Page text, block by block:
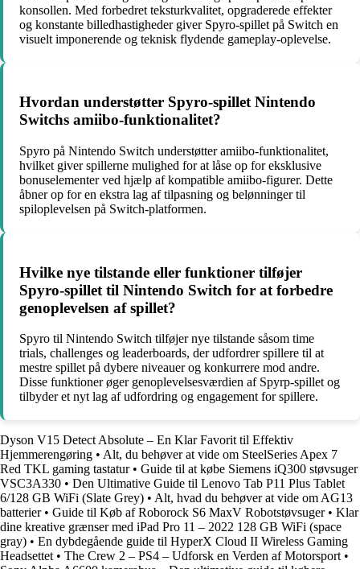
konsollen. Med forbedret teksturkvalitet, opgraderede effekter
og konstante billedhastigheder giver Spyro-spillet på Switch en
visuelt imponerende og teknisk flydende gameplay-oplevelse.
Hvordan understøtter Spyro-spillet Nintendo
Switchs amiibo-funktionalitet?
Spyro på Nintendo Switch understøtter amiibo-funktionalitet,
hvilket giver spillerne mulighed for at låse op for eksklusive
bonuselementer ved hjælp af kompatible amiibo-figurer. Dette
åbner op for en ekstra lag af tilpasning og belønninger til
spiloplevelsen på Switch-platformen.
Hvilke nye tilstande eller funktioner tilføjer
Spyro-spillet til Nintendo Switch for at forbedre
genoplevelsen af spillet?
Spyro til Nintendo Switch tilføjer nye tilstande såsom time
trials, challenges og leaderboards, der udfordrer spillere til at
mestre spillet på dybere niveauer og konkurrere mod andre.
Disse funktioner øger genoplevelsesværdien af Spyrp-spillet og
tilbyder et nyt lag af udfordring og engagement for spillere.
Dyson V15 Detect Absolute – En Klar Favorit til Effektiv
Hjemmerengøring • Alt, du behøver at vide om SteelSeries Apex 7
Red TKL gaming tastatur• Guide til at købe Siemens iQ300 støvsuger
VSC3A330 • Den Ultimative Guide til Lenovo Tab P11 Plus Tablet
6/128 GB WiFi (Slate Grey) • Alt, hvad du behøver at vide om AG13
batterier• Guide til Køb af Roborock S6 MaxV Robotstøvsuger• Klar
dine kreative grænser med iPad Pro 11 – 2022 128 GB WiFi (space
gray) • En dybdegående guide til HyperX Cloud II Wireless Gaming
Headsettet • The Crew 2 – PS4 – Udforsk en Verden af Motorsport •